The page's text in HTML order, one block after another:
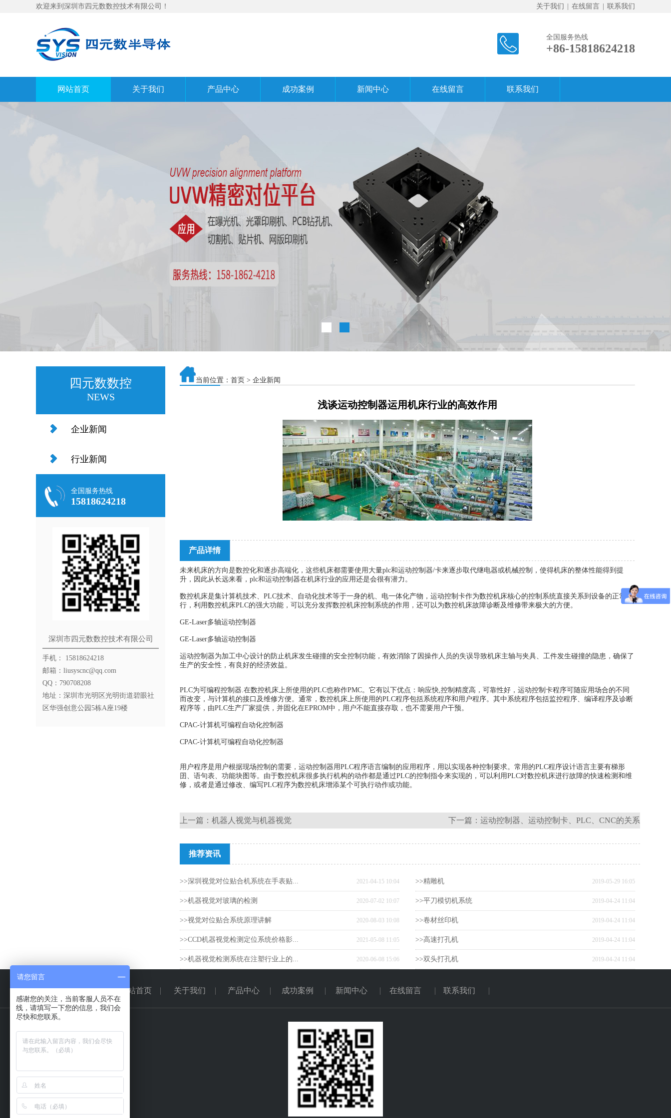
欢迎来到深圳市四元数数控技术有限公司！ 关于我们 在线留言 联系我们
全国服务热线
+86-15818624218
网站首页 关于我们 产品中心 成功案例 新闻中心 在线留言 联系我们
四元数数控
NEWS
企业新闻
行业新闻
全国服务热线
15818624218
深圳市四元数数控技术有限公司
手机： 15818624218
邮箱：liusyscnc@qq.com
QQ：790708208
地址：深圳市光明区光明街道碧眼社
区华强创意公园5栋A座19楼
当前位置： 首页 > 企业新闻
浅谈运动控制器运用机床行业的高效作用
产品详情
未来机床的方向是数控化和逐步高端化，这些机床都需要使用大量plc和运动控制器/卡来逐步取代继电器或机械控制，使得机床的整体性能得到提
升，因此从长远来看，plc和运动控制器在机床行业的应用还是会很有潜力。
数控机床是集计算机技术、PLC技术、自动化技术等于一身的机、电一体化产物，运动控制卡作为数控机床核心的控制系统直接关系到设备的正常运
行，利用数控机床PLC的强大功能，可以充分发挥数控机床控制系统的作用，还可以为数控机床故障诊断及维修带来极大的方便。
GE-Laser多轴运动控制器
GE-Laser多轴运动控制器
运动控制器为加工中心设计的防止机床发生碰撞的安全控制功能，有效消除了因操作人员的失误导致机床主轴与夹具、工件发生碰撞的隐患，确保了
生产的安全性，有良好的经济效益。
PLC为可编程控制器.在数控机床上所使用的PLC也称作PMC。它有以下优点：响应快,控制精度高，可靠性好，运动控制卡程序可随应用场合的不同
而改变，与计算机的接口及维修方便。通常，数控机床上所使用的PLC程序包括系统程序和用户程序。其中系统程序包括监控程序、编译程序及诊断
程序等，由PLC生产厂家提供，并固化在EPROM中，用户不能直接存取，也不需要用户干预。
CPAC-计算机可编程自动化控制器
CPAC-计算机可编程自动化控制器
用户程序是用户根据现场控制的需要，运动控制器用PLC程序语言编制的应用程序，用以实现各种控制要求。常用的PLC程序设计语言主要有梯形
囝、语句表、功能块图等。由于数控机床很多执行机构的动作都是通过PLC的控制指令来实现的，可以利用PLC对数控机床进行故障的快速检测和维
修，或者是通过修改、编写PLC程序为数控机床增添某个可执行动作或功能。
上一篇： 机器人视觉与机器视觉 下一篇： 运动控制器、运动控制卡、PLC、CNC的关系
推荐资讯
>>深圳视觉对位贴合机系统在手表贴... 2021-04-15 10:04
>>机器视觉对玻璃的检测 2020-07-02 10:07
>>视觉对位贴合系统原理讲解 2020-08-03 10:08
>>CCD机器视觉检测定位系统价格影... 2021-05-08 11:05
>>机器视觉检测系统在注塑行业上的... 2020-06-08 15:06
>>精雕机 2019-05-29 16:05
>>平刀模切机系统 2019-04-24 11:04
>>卷材丝印机 2019-04-24 11:04
>>高速打孔机 2019-04-24 11:04
>>双头打孔机 2019-04-24 11:04
网站首页 关于我们 产品中心 成功案例 新闻中心 在线留言 联系我们
请您留言
感谢您的关注，当前客服人员不在
线，请填写一下您的信息，我们会
尽快和您联系。